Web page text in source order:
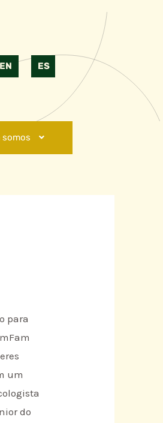
EN ES
somos
para
um
do